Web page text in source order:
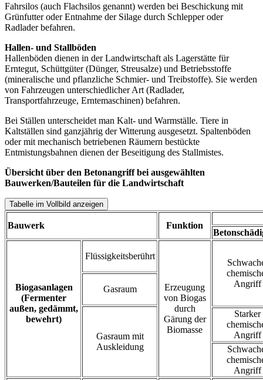
Fahrsilos (auch Flachsilos genannt) werden bei Beschickung mit
Grünfutter oder Entnahme der Silage durch Schlepper oder
Radlader befahren.
Hallen- und Stallböden
Hallenböden dienen in der Landwirtschaft als Lagerstätte für
Erntegut, Schüttgüter (Dünger, Streusalze) und Betriebsstoffe
(mineralische und pflanzliche Schmier- und Treibstoffe). Sie werden
von Fahrzeugen unterschiedlicher Art (Radlader,
Transportfahrzeuge, Erntemaschinen) befahren.
Bei Ställen unterscheidet man Kalt- und Warmställe. Tiere in
Kaltställen sind ganzjährig der Witterung ausgesetzt. Spaltenböden
oder mit mechanisch betriebenen Räumern bestückte
Entmistungsbahnen dienen der Beseitigung des Stallmistes.
Übersicht über den Betonangriff bei ausgewählten
Bauwerken/Bauteilen für die Landwirtschaft
Tabelle im Vollbild anzeigen
Bauwerk Funktion
Biogasanlagen
(Fermenter
außen, gedämmt,
bewehrt)
Flüssigkeitsberührt
Erzeugung
von Biogas
durch
Gärung der
Biomasse
Angriff
Gasraum
Gasraum mit
Auskleidung
Starker
Angriff
Angriff